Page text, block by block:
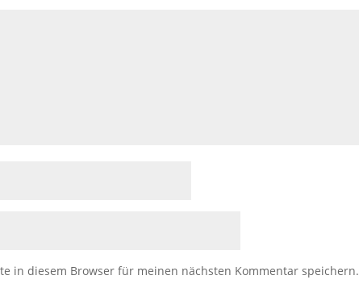
in diesem Browser für meinen nächsten Kommentar speichern.